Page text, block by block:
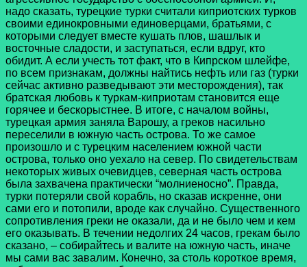
надо сказать, турецкие турки считали киприотских турков
своими единокровными единоверцами, братьями, с
которыми следует вместе кушать плов, шашлык и
восточные сладости, и заступаться, если вдруг, кто
обидит. А если учесть тот факт, что в Кипрском шлейфе,
по всем признакам, должны найтись нефть или газ (турки
сейчас активно разведывают эти месторождения), так
братская любовь к туркам-киприотам становится еще
горячее и бескорыстнее. В итоге, с началом войны,
турецкая армия заняла Варошу, а греков насильно
переселили в южную часть острова. То же самое
произошло и с турецким населением южной части
острова, только оно уехало на север. По свидетельствам
некоторых живых очевидцев, северная часть острова
была захвачена практически “молниеносно”. Правда,
турки потеряли свой корабль, но сказав искренне, они
сами его и потопили, вроде как случайно. Существенного
сопротивления греки не оказали, да и не было чем и кем
его оказывать. В течении недолгих 24 часов, грекам было
сказано, – собирайтесь и валите на южную часть, иначе
мы сами вас завалим. Конечно, за столь короткое время,